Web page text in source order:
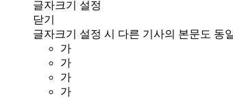
글자크기 설정
닫기
글자크기 설정 시 다른 기사의 본문도 동
가
가
가
가